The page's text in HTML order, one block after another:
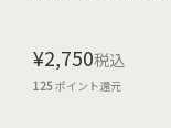
¥2,750税込
125ポイント還元